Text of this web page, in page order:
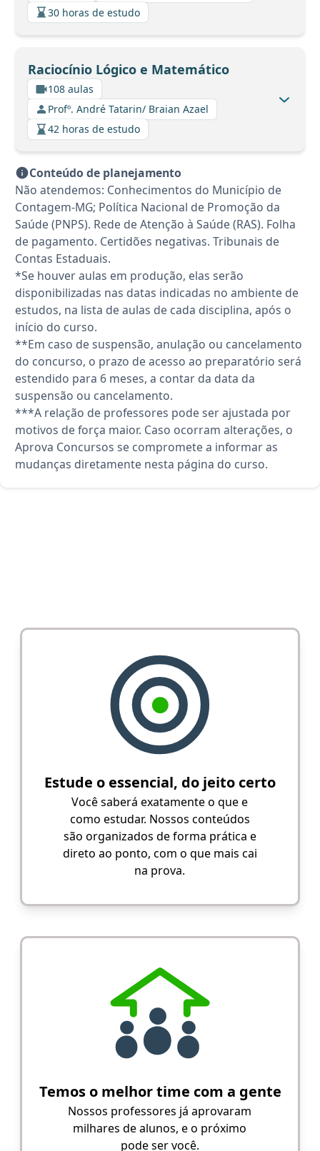
30 horas de estudo
Raciocínio Lógico e Matemático
108 aulas
Profº. André Tatarin/ Braian Azael
42 horas de estudo
Conteúdo de planejamento
Não atendemos: Conhecimentos do Município de
Contagem-MG; Política Nacional de Promoção da
Saúde (PNPS). Rede de Atenção à Saúde (RAS). Folha
de pagamento. Certidões negativas. Tribunais de
Contas Estaduais.
*Se houver aulas em produção, elas serão
disponibilizadas nas datas indicadas no ambiente de
estudos, na lista de aulas de cada disciplina, após o
início do curso.
**Em caso de suspensão, anulação ou cancelamento
do concurso, o prazo de acesso ao preparatório será
estendido para 6 meses, a contar da data da
suspensão ou cancelamento.
***A relação de professores pode ser ajustada por
motivos de força maior. Caso ocorram alterações, o
Aprova Concursos se compromete a informar as
mudanças diretamente nesta página do curso.
Estude o essencial, do jeito certo
Você saberá exatamente o que e
como estudar. Nossos conteúdos
são organizados de forma prática e
direto ao ponto, com o que mais cai
na prova.
Temos o melhor time com a gente
Nossos professores já aprovaram
milhares de alunos, e o próximo
pode ser você.